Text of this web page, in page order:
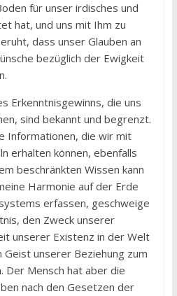
für unser irdisches und
hat, und uns mit Ihm zu
dass unser Glauben an
bezüglich der Ewigkeit
Erkenntnisgewinns, die uns
sind bekannt und begrenzt.
Informationen, die wir mit
erhalten können, ebenfalls
beschränkten Wissen kann
Harmonie auf der Erde
erfassen, geschweige
den Zweck unserer
unserer Existenz in der Welt
unserer Beziehung zum
Der Mensch hat aber die
nach den Gesetzen der